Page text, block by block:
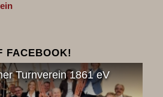
FACEBOOK!
Turnverein 1861 eV